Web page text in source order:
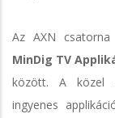
Az AXN
MinDig TV
között. A közel
ingyenes